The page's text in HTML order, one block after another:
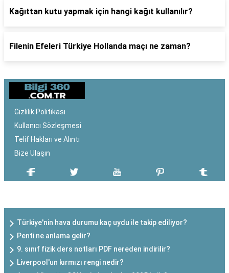
Kağıttan kutu yapmak için hangi kağıt kullanılır?
Filenin Efeleri Türkiye Hollanda maçı ne zaman?
Gizlilik Politikası
Kullanıcı Sözleşmesi
Telif Hakları ve Alıntı
Bize Ulaşın
Türkiye'nin hava durumu kaç uydu ile takip ediliyor?
Penti ne anlama gelir?
9. sınıf fizik ders notları PDF nereden indirilir?
Liverpool'un kırmızı rengi nedir?